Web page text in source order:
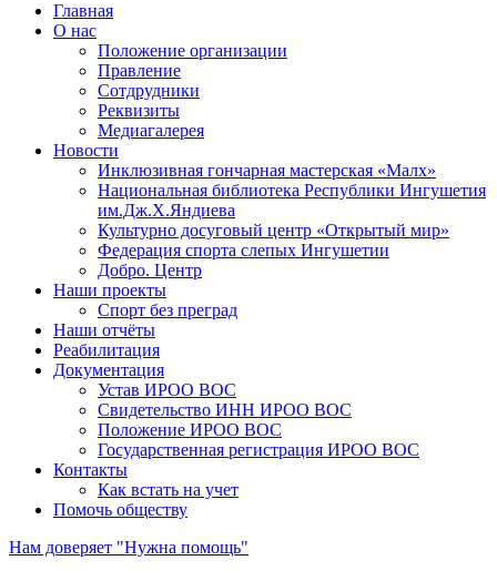
Главная
О нас
Положение организации
Правление
Сотдрудники
Реквизиты
Медиагалерея
Новости
Инклюзивная гончарная мастерская «Малх»
Национальная библиотека Республики Ингушетия
им.Дж.Х.Яндиева
Культурно досуговый центр «Открытый мир»
Федерация спорта слепых Ингушетии
Добро. Центр
Наши проекты
Спорт без преград
Наши отчёты
Реабилитация
Документация
Устав ИРОО ВОС
Свидетельство ИНН ИРОО ВОС
Положение ИРОО ВОС
Государственная регистрация ИРОО ВОС
Контакты
Как встать на учет
Помочь обществу
Нам доверяет "Нужна помощь"